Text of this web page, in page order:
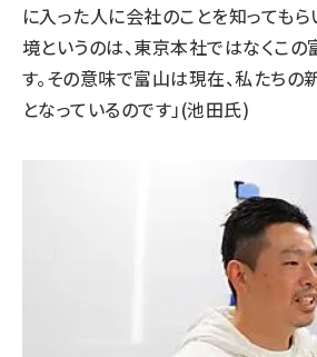
に入った人に会社のことを知ってもら
境というのは、東京本社ではなくこ
す。その意味で富山は現在、私たち
となっているのです」(池田氏)